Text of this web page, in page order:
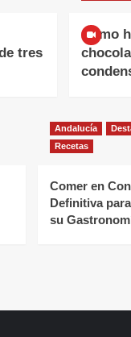
tres
Cómo
Andalucía
Recetas
Comer en
Definitiva
su